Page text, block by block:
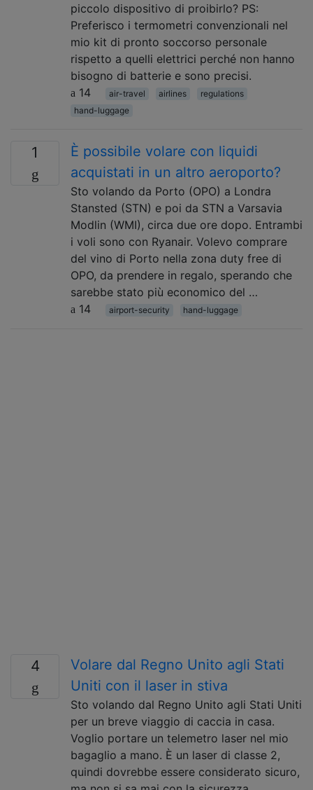
piccolo dispositivo di proibirlo? PS:
Preferisco i termometri convenzionali nel
mio kit di pronto soccorso personale
rispetto a quelli elettrici perché non hanno
bisogno di batterie e sono precisi.
14
air-travel airlines
regulations
hand-luggage
1
È possibile volare con liquidi
acquistati in un altro aeroporto?
Sto volando da Porto (OPO) a Londra
Stansted (STN) e poi da STN a Varsavia
Modlin (WMI), circa due ore dopo. Entrambi
i voli sono con Ryanair. Volevo comprare
del vino di Porto nella zona duty free di
OPO, da prendere in regalo, sperando che
sarebbe stato più economico del …
14
airport-security hand-luggage
4
Volare dal Regno Unito agli Stati
Uniti con il laser in stiva
Sto volando dal Regno Unito agli Stati Uniti
per un breve viaggio di caccia in casa.
Voglio portare un telemetro laser nel mio
bagaglio a mano. È un laser di classe 2,
quindi dovrebbe essere considerato sicuro,